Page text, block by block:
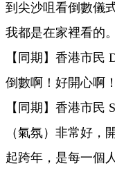
到尖沙咀看倒數儀
我都是在家裡看的。
【同期】香港市民
倒數啊！好開心啊
【同期】香港市民
（氣氛）非常好，
起跨年，是每一個